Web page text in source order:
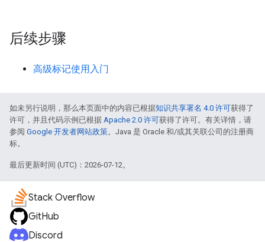
后续步骤
高级标记使用入门
如未另行说明，那么本页面中的内容已根据知识共享署名 4.0 许可获得了
许可，并且代码示例已根据 Apache 2.0 许可获得了许可。有关详情，请
参阅 Google 开发者网站政策。Java 是 Oracle 和/或其关联公司的注册商
标。
最后更新时间 (UTC)：2026-07-12。
Stack Overflow
GitHub
Discord